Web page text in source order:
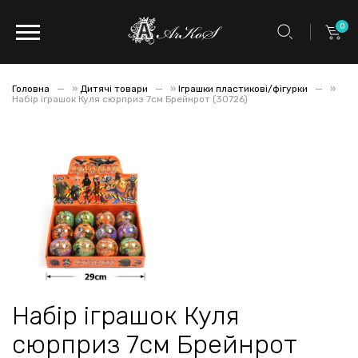
0
Головна » Дитячі товари » Іграшки пластикові/фігурки
»
Набір іграшок Куля сюрприз 7см Брейнрот (30726)
Набір іграшок Куля
сюрприз 7см Брейнрот